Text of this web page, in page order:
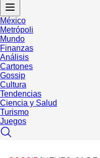
México
Metrópoli
Mundo
Finanzas
Análisis
Cartones
Gossip
Cultura
Tendencias
Ciencia y Salud
Turismo
Juegos